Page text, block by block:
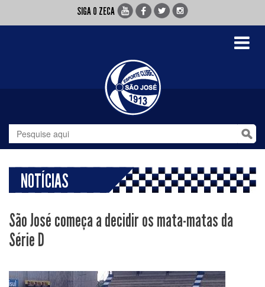
SIGA O ZECA
Toggle
NOTÍCIAS
São José começa a decidir os mata-matas da
Série D